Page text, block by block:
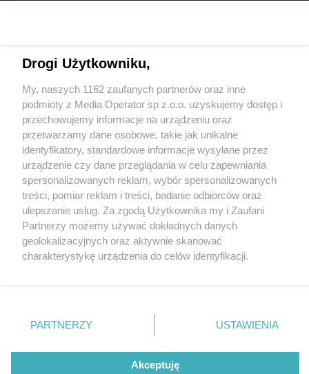
1 / 0
Wydawca mediów lokalnych
Nie zapomnij
zapoznać się z:
polityką prywatności
Twojemiasto
Piekary Śląskie
Chorzów
Tarnowskie Góry
Gliwice
Skontakuj sięz nami
Kontakt
Redakcja
Newsletter
Drogi Użytkowniku,
My, naszych 1162 zaufanych partnerów oraz inne
podmioty z Media Operator sp z.o.o. uzyskujemy dostęp i
przechowujemy informacje na urządzeniu oraz
przetwarzamy dane osobowe, takie jak unikalne
identyfikatory, standardowe informacje wysyłane przez
urządzenie czy dane przeglądania w celu zapewniania
spersonalizowanych reklam, wybór spersonalizowanych
treści, pomiar reklam i treści, badanie odbiorców oraz
ulepszanie usług. Za zgodą Użytkownika my i Zaufani
Partnerzy możemy używać dokładnych danych
geolokalizacyjnych oraz aktywnie skanować
charakterystykę urządzenia do celów identyfikacji.
zmienić/wycofać klikając przycisk ustawień prywatności
znajdujący się w lewym dolnym rogu strony
rodzaje przetwarzania danych nie wymagają zgody
użytkownika, ale masz prawo sprzeciwić się takiemu
PARTNERZY USTAWIENIA
Akceptuję